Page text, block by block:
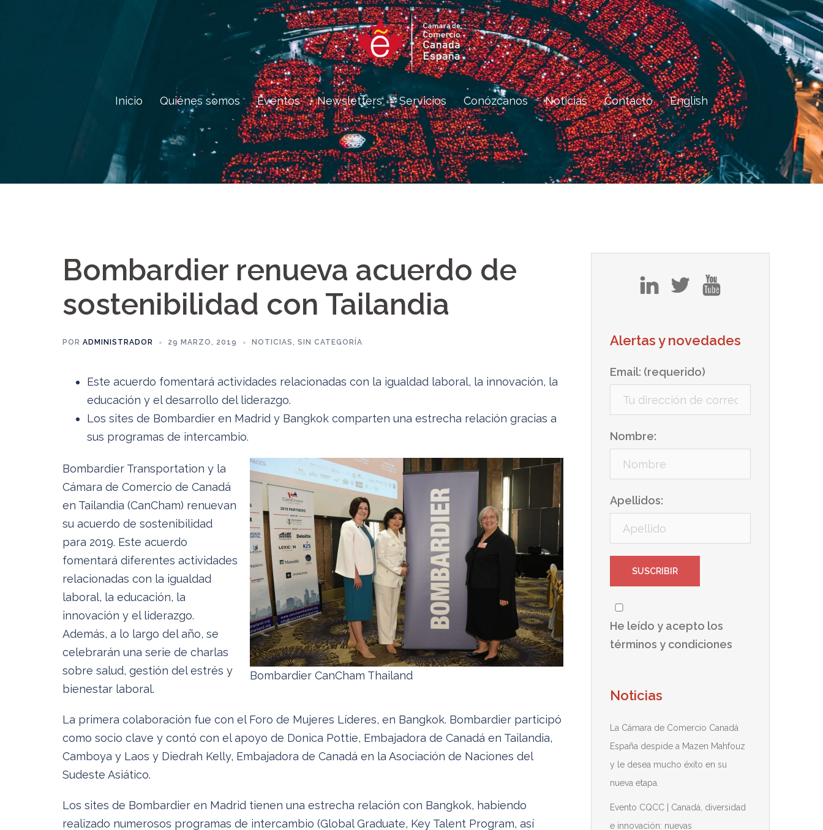
Inicio Quiénes somos Eventos Newsletters Servicios Conózcanos Noticias Contacto English
Bombardier renueva acuerdo de
sostenibilidad con Tailandia
POR ADMINISTRADOR 29 MARZO, 2019 NOTICIAS, SIN CATEGORÍA
Este acuerdo fomentará actividades relacionadas con la igualdad laboral, la innovación, la
educación y el desarrollo del liderazgo.
Los sites de Bombardier en Madrid y Bangkok comparten una estrecha relación gracias a
sus programas de intercambio.
Bombardier CanCham Thailand
Bombardier Transportation y la
Cámara de Comercio de Canadá
en Tailandia (CanCham) renuevan
su acuerdo de sostenibilidad
para 2019. Este acuerdo
fomentará diferentes actividades
relacionadas con la igualdad
laboral, la educación, la
innovación y el liderazgo.
Además, a lo largo del año, se
celebrarán una serie de charlas
sobre salud, gestión del estrés y
bienestar laboral.
La primera colaboración fue con el Foro de Mujeres Líderes, en Bangkok. Bombardier participó
como socio clave y contó con el apoyo de Donica Pottie, Embajadora de Canadá en Tailandia,
Camboya y Laos y Diedrah Kelly, Embajadora de Canadá en la Asociación de Naciones del
Sudeste Asiático.
Los sites de Bombardier en Madrid tienen una estrecha relación con Bangkok, habiendo
realizado numerosos programas de intercambio (Global Graduate, Key Talent Program, así
tw
Alertas y novedades
Email: (requerido)
Nombre:
Apellidos:
He leído y acepto los
términos y condiciones
Noticias
La Cámara de Comercio Canadá
España despide a Mazen Mahfouz
y le desea mucho éxito en su
nueva etapa.
Evento CQCC | Canadá, diversidad
e innovación: nuevas